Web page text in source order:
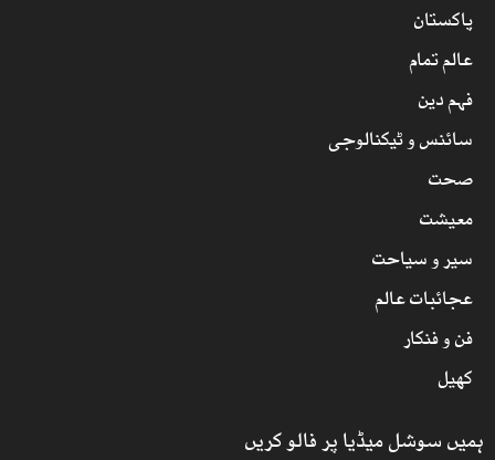
پاکستان
عالم تمام
فہم دین
سائنس و ٹیکنالوجی
صحت
معیشت
سیر و سیاحت
عجائبات عالم
فن و فنکار
کھیل
ہمیں سوشل میڈیا پر فالو کریں